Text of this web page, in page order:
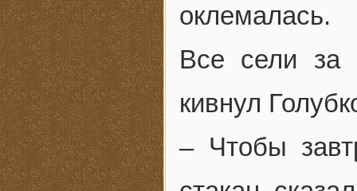
оклемалась.
Все сели за
кивнул
– Чтобы